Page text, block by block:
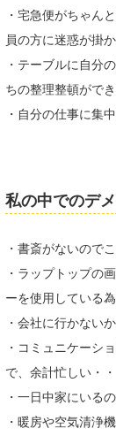
・宅急便がちゃん
員の方に迷惑が掛か
・テーブルに自分
ちの整理整頓がで
・自分の仕事に集
私の中でのデ
・書斎がないので
・ラップトップの
ーを使用している為
・会社に行かない
・コミュニケーシ
で、余計忙しい・・
・一日中家にいる
・暖房や空気清浄
Soulman
VAGY
waka☆=
ハンマー
三輪予報士
小川予報士
上田純子
上條将美
唐澤予報士